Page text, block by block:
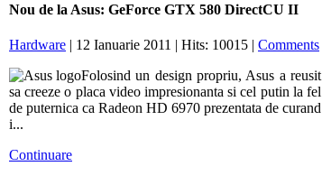
Nou de la Asus: GeForce GTX 580 DirectCU II
Hardware | 12 Ianuarie 2011 | Hits: 10015 | Comments
Folosind un design propriu, Asus a reusit
sa creeze o placa video impresionanta si cel putin la fel
de puternica ca Radeon HD 6970 prezentata de curand
i...
Continuare